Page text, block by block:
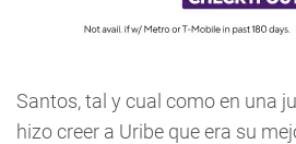
Santos, tal y cual como en una
hizo creer a Uribe que era su